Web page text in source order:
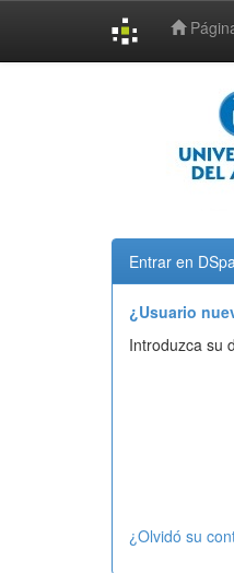
Entrar en
¿Usuario
Introduzca su
¿Olvidó su